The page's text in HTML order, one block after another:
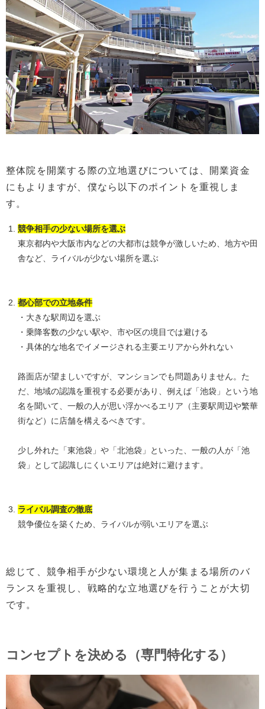
整体院を開業する際の立地選びについては、開業資金
にもよりますが、僕なら以下のポイントを重視しま
す。
競争相手の少ない場所を選ぶ
東京都内や大阪市内などの大都市は競争が激しいため、地方や田
舎など、ライバルが少ない場所を選ぶ
都心部での立地条件
・大きな駅周辺を選ぶ
・乗降客数の少ない駅や、市や区の境目では避ける
・具体的な地名でイメージされる主要エリアから外れない
路面店が望ましいですが、マンションでも問題ありません。た
だ、地域の認識を重視する必要があり、例えば「池袋」という地
名を聞いて、一般の人が思い浮かべるエリア（主要駅周辺や繁華
街など）に店舗を構えるべきです。
少し外れた「東池袋」や「北池袋」といった、一般の人が「池
袋」として認識しにくいエリアは絶対に避けます。
ライバル調査の徹底
競争優位を築くため、ライバルが弱いエリアを選ぶ
総じて、競争相手が少ない環境と人が集まる場所のバ
ランスを重視し、戦略的な立地選びを行うことが大切
です。
コンセプトを決める（専門特化する）